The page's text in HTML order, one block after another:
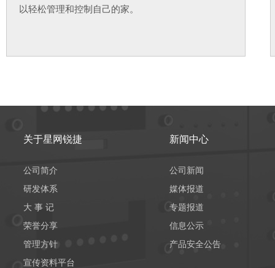
以轻松管理和控制自己的家。
关于星网锐捷
公司简介
研发体系
大 事 记
荣誉分享
管理方针
宣传资料平台
新闻中心
公司新闻
媒体报道
专题报道
信息公示
产品安全公告